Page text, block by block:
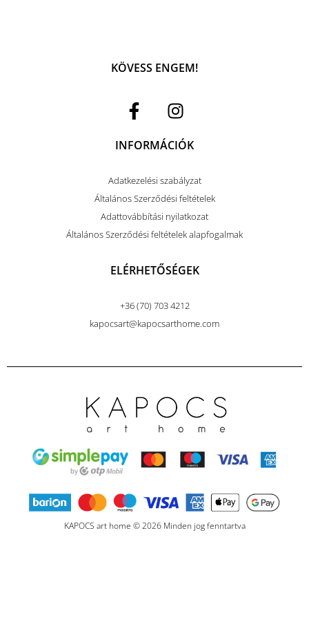
KÖVESS ENGEM!
INFORMÁCIÓK
Adatkezelési szabályzat
Általános Szerződési feltételek
Adattovábbítási nyilatkozat
Általános Szerződési feltételek alapfogalmak
ELÉRHETŐSÉGEK
+36 (70) 703 4212
kapocsart@kapocsarthome.com
KAPOCS art home © 2026 Minden jog fenntartva